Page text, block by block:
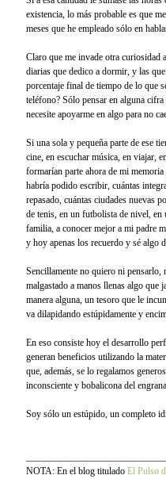
existencia, lo más probable es que
meses que he empleado sólo en
Claro que me invade otra curiosidad
diarias que dedico a dormir, y las
porcentaje final de tiempo de lo que
teléfono? Sólo pensar en alguna
necesite apoyarme en algo para no
Si una sola y pequeña parte de ese
cine, en escuchar música, en viajar,
formarían parte ahora de mi
habría podido escribir, cuántas
repasado, cuántas ciudades nuevas
de tenis, en un futbolista de nivel, en
familia, a conocer mejor a mi padre
y hoy apenas los recuerdo y sé algo
Sencillamente no quiero ni
malgastado a manos llenas algo que
manera alguna, un tesoro que le
va dilapidando estúpidamente y
En eso consiste hoy el desarrollo
generan beneficios utilizando la
que, además, se lo regalamos
inconsciente y bobalicona del
Soy sólo un estúpido, un completo
NOTA: En el blog titulado El Pulso